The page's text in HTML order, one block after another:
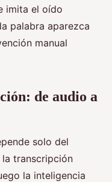
imita el oído
palabra aparezca
manual
de audio a
solo del
transcripción
la inteligencia